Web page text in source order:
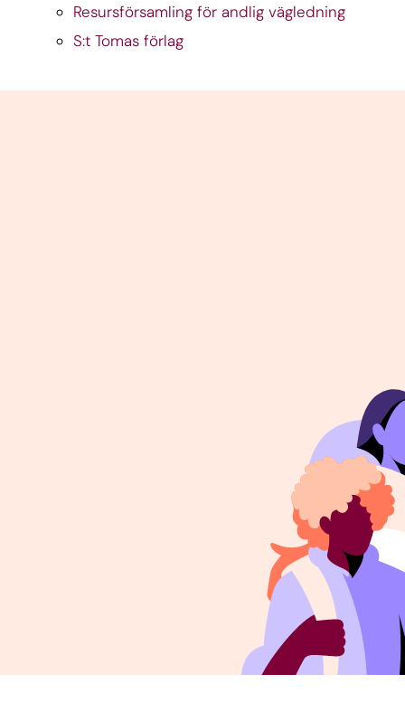
Resursförsamling för andlig vägledning
S:t Tomas förlag